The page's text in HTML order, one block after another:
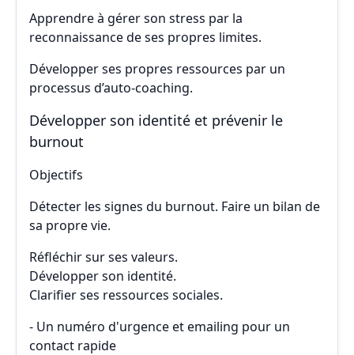
Apprendre à gérer son stress par la
reconnaissance de ses propres limites.
Développer ses propres ressources par un
processus d’auto-coaching.
Développer son identité et prévenir le
burnout
Objectifs
Détecter les signes du burnout. Faire un bilan de
sa propre vie.
Réfléchir sur ses valeurs.
Développer son identité.
Clarifier ses ressources sociales.
- Un numéro d'urgence et emailing pour un
contact rapide